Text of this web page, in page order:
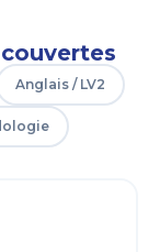
Anglais / LV2